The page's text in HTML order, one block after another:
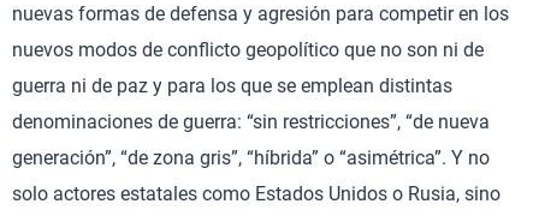
nuevas formas de defensa y agresión para competir en los
nuevos modos de conflicto geopolítico que no son ni de
guerra ni de paz y para los que se emplean distintas
denominaciones de guerra: “sin restricciones”, “de nueva
generación”, “de zona gris”, “híbrida” o “asimétrica”. Y no
solo actores estatales como Estados Unidos o Rusia, sino